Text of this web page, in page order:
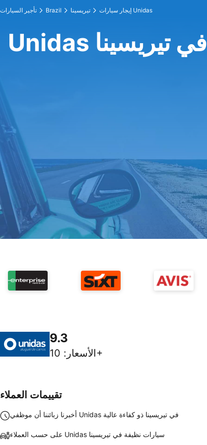
تأجير السيارات Brazil تيريسينا إيجار سيارات Unidas
Unidas في تيريسينا
9.3
الأسعار : 10+
تقييمات العملاء
أخبرنا زبائننا أن موظفي Unidas في تيريسينا ذو كفاءة عالية
على حسب العملاء Unidas سيارات نظيفة في تيريسينا